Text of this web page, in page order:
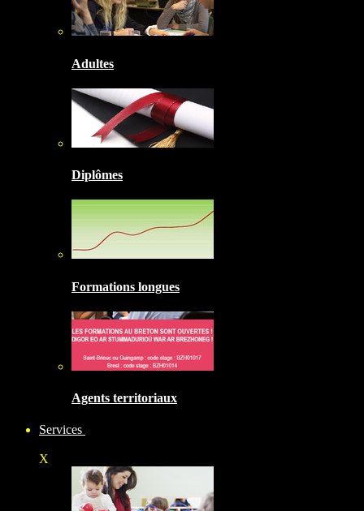
Adultes
Diplômes
Formations longues
Agents territoriaux
Services
X